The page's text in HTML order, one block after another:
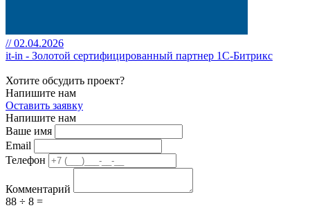
// 02.04.2026
it-in - Золотой сертифицированный партнер 1С-Битрикс
Хотите обсудить проект?
Напишите нам
Оставить заявку
Напишите нам
Ваше имя
Email
Телефон
Комментарий
88 ÷ 8 =